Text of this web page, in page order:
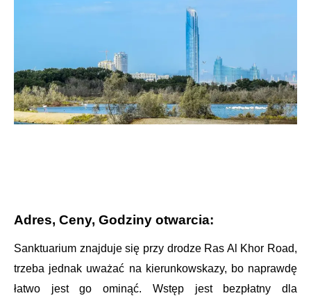
Adres, Ceny, Godziny otwarcia:
Sanktuarium znajduje się przy drodze Ras Al Khor Road,
trzeba jednak uważać na kierunkowskazy, bo naprawdę
łatwo jest go ominąć. Wstęp jest bezpłatny dla